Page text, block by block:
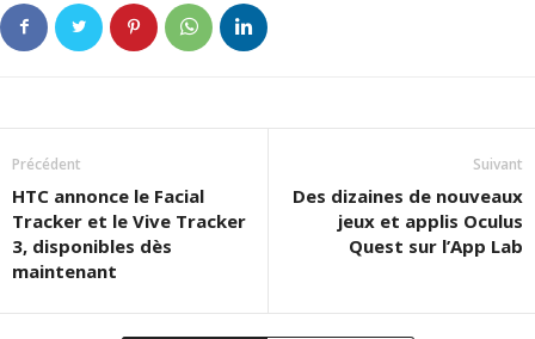
Précédent
HTC annonce le Facial
Tracker et le Vive Tracker
3, disponibles dès
maintenant
Suivant
Des dizaines de nouveaux
jeux et applis Oculus
Quest sur l’App Lab